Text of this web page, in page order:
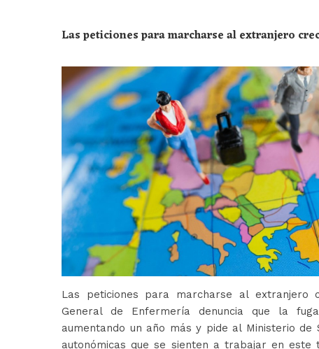
Las peticiones para marcharse al extranjero
Las peticiones para marcharse al extranjero
General de Enfermería denuncia que la
aumentando un año más y pide al Ministerio de
autonómicas que se sienten a trabajar en este